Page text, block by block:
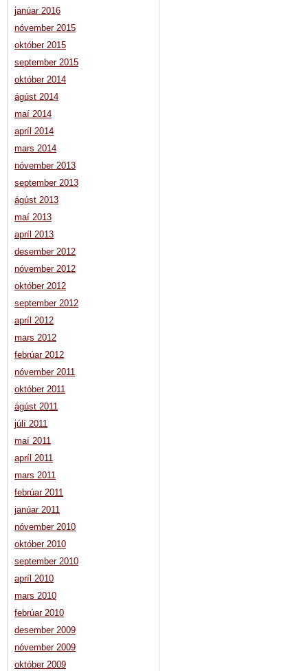
janúar 2016
nóvember 2015
október 2015
september 2015
október 2014
ágúst 2014
maí 2014
apríl 2014
mars 2014
nóvember 2013
september 2013
ágúst 2013
maí 2013
apríl 2013
desember 2012
nóvember 2012
október 2012
september 2012
apríl 2012
mars 2012
febrúar 2012
nóvember 2011
október 2011
ágúst 2011
júlí 2011
maí 2011
apríl 2011
mars 2011
febrúar 2011
janúar 2011
nóvember 2010
október 2010
september 2010
apríl 2010
mars 2010
febrúar 2010
desember 2009
nóvember 2009
október 2009